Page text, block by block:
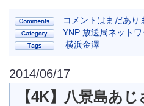
コメントはまだあり
YNP 放送局ネットワ
横浜金澤
2014/06/17
【4K】八景島あ